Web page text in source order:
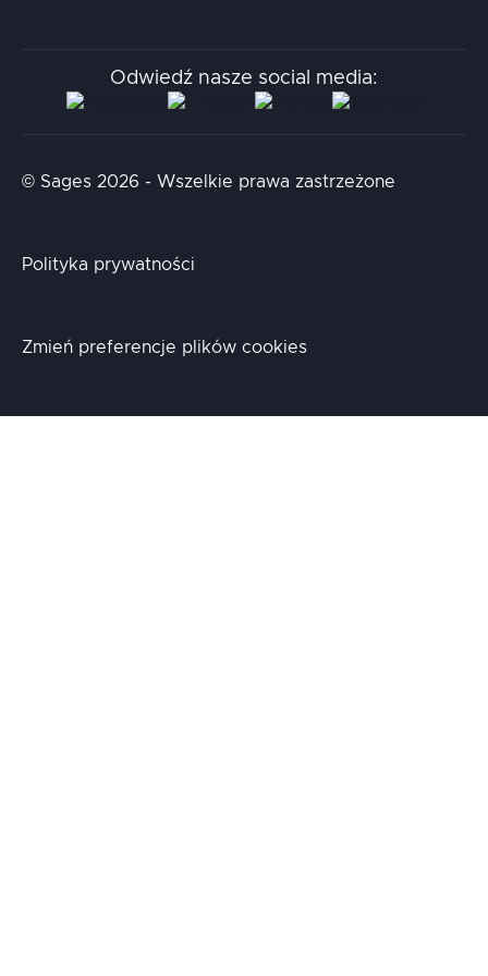
Aidapta
AI & NLP Day
Odwiedź nasze social media:
© Sages 2026 - Wszelkie prawa zastrzeżone
Polityka prywatności
Zmień preferencje plików cookies